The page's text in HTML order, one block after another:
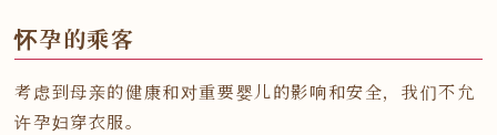
怀孕的乘客
考虑到母亲的健康和对重要婴儿的影响和安全，我们不允
许孕妇穿衣服。